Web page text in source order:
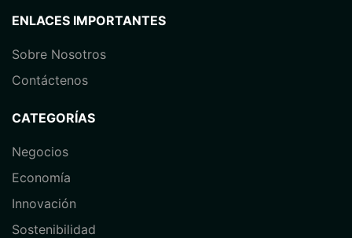
ENLACES IMPORTANTES
Sobre Nosotros
Contáctenos
CATEGORÍAS
Negocios
Economía
⁠Innovación
Sostenibilidad